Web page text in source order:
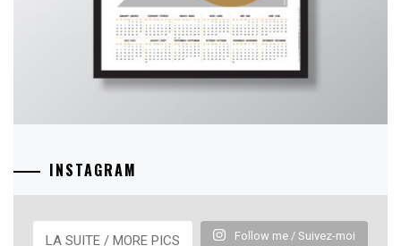
INSTAGRAM
LA SUITE / MORE PICS Follow me / Suivez-moi